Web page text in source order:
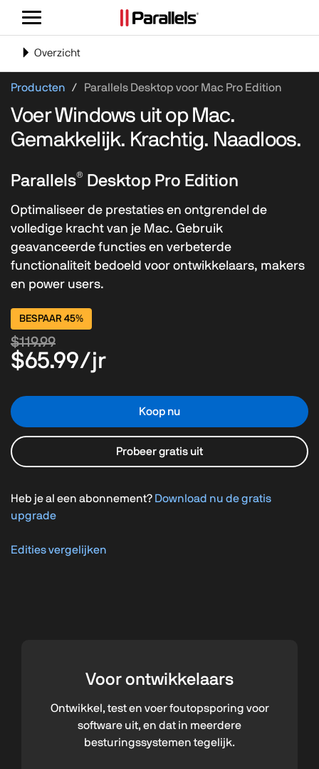
Navigatie
Navigatie
of
Overzicht
Producten Parallels Desktop voor Mac Pro Edition
Voer Windows uit op Mac.
Gemakkelijk. Krachtig. Naadloos.
Parallels® Desktop Pro Edition
Optimaliseer de prestaties en ontgrendel de
volledige kracht van je Mac. Gebruik
geavanceerde functies en verbeterde
functionaliteit bedoeld voor ontwikkelaars, makers
en power users.
BESPAAR 45%
$119.99
$65.99/jr
Koop nu
Probeer gratis uit
Heb je al een abonnement? Download nu de gratis
upgrade
Edities vergelijken
Voor ontwikkelaars
Ontwikkel, test en voer foutopsporing voor
software uit, en dat in meerdere
besturingssystemen tegelijk.